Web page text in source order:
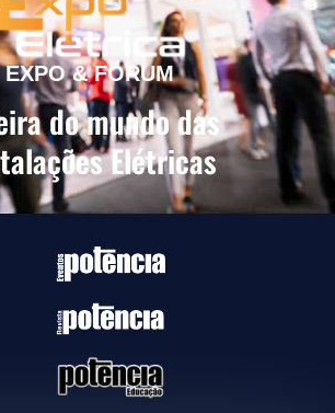
EXPO & FÓRUM
do mundo das
Elétricas